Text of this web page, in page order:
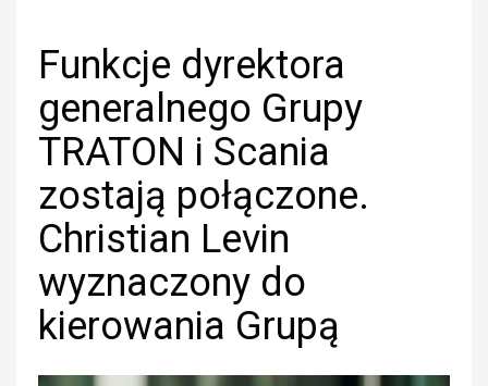
Funkcje dyrektora
generalnego Grupy
TRATON i Scania
zostają połączone.
Christian Levin
wyznaczony do
kierowania Grupą